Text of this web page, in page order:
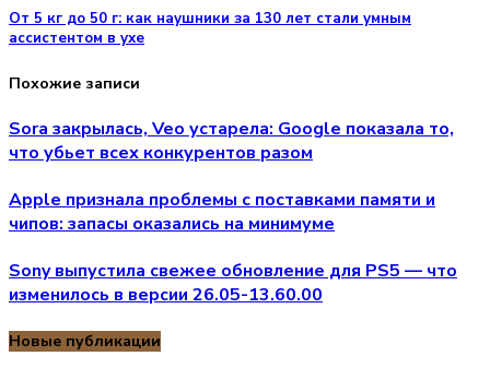
От 5 кг до 50 г: как наушники за 130 лет стали умным
ассистентом в ухе
Похожие записи
Sora закрылась, Veo устарела: Google показала то,
что убьет всех конкурентов разом
Apple признала проблемы с поставками памяти и
чипов: запасы оказались на минимуме
Sony выпустила свежее обновление для PS5 — что
изменилось в версии 26.05-13.60.00
Новые публикации